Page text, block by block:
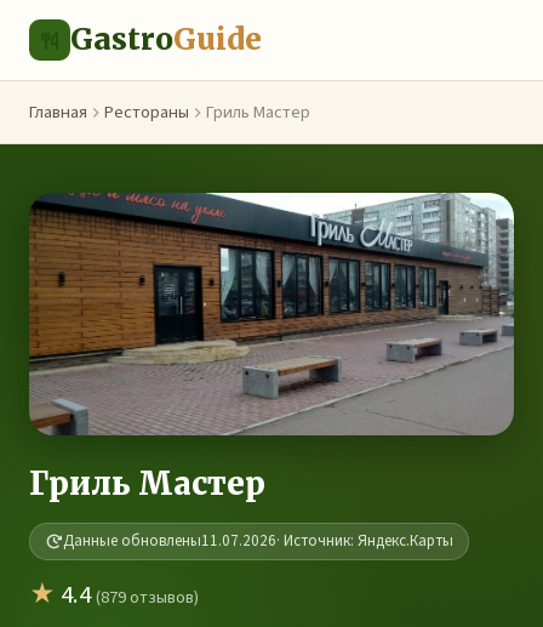
GastroGuide
Главная Рестораны Гриль Мастер
Гриль Мастер
Данные обновлены11.07.2026· Источник: Яндекс.Карты
★ 4.4(879 отзывов)